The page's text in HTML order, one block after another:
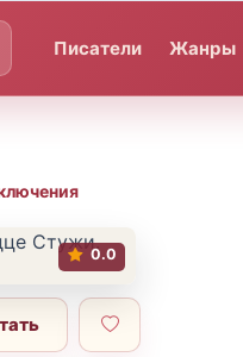
Писатели Жанры
0.0